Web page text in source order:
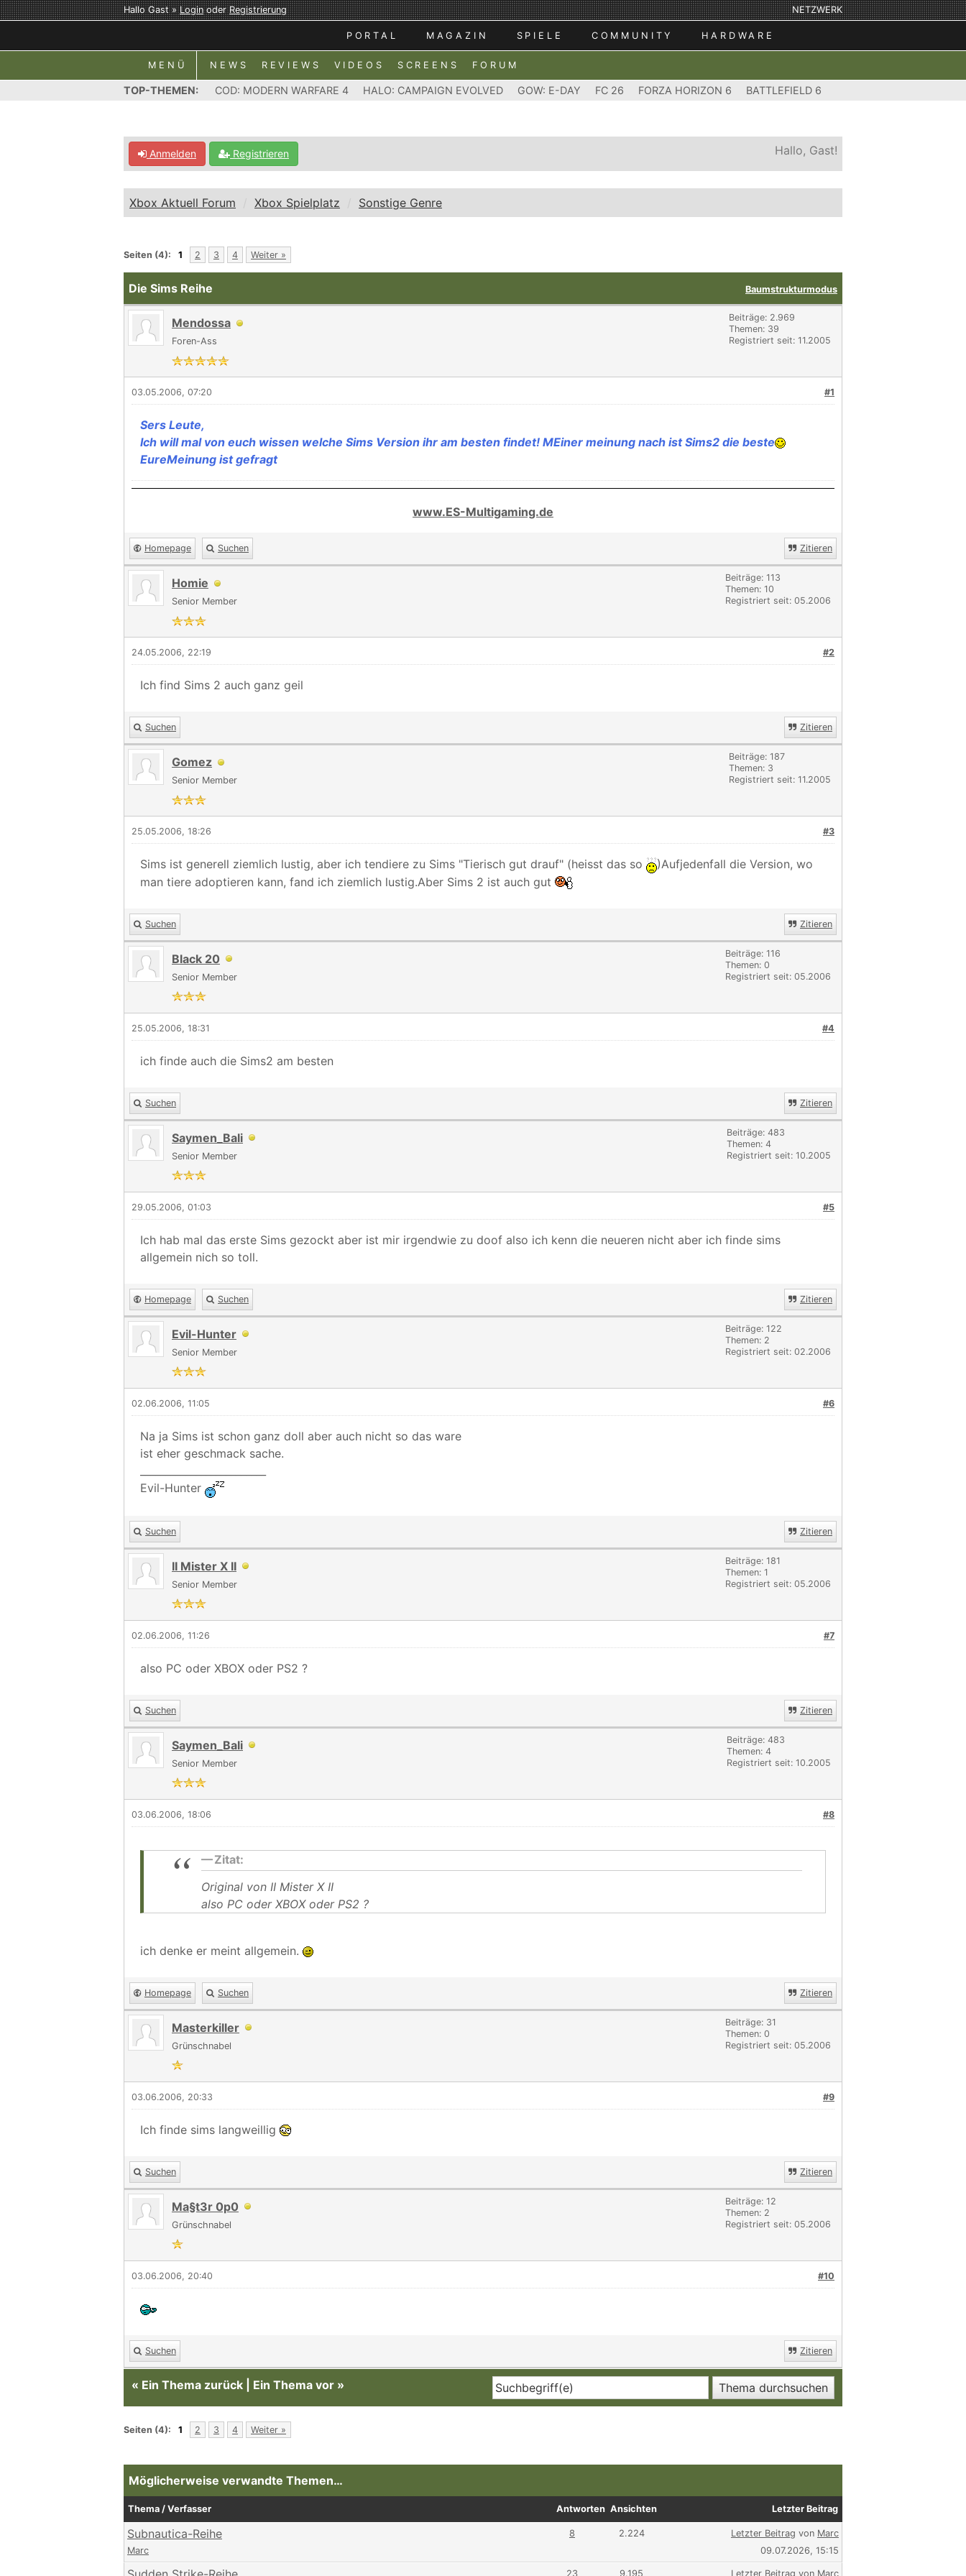
Hallo Gast »LoginoderRegistrierung NETZWERK
PORTAL MAGAZIN SPIELE COMMUNITY HARDWARE
MENÜ NEWS REVIEWS VIDEOS SCREENS FORUM
TOP-THEMEN: COD: MODERN WARFARE 4 HALO: CAMPAIGN EVOLVED GOW: E-DAY FC 26 FORZA HORIZON 6 BATTLEFIELD 6
Anmelden Registrieren Hallo, Gast!
Xbox Aktuell Forum Xbox Spielplatz Sonstige Genre
Seiten (4): 1 2 3 4 Weiter »
Baumstrukturmodus
Die Sims Reihe
Mendossa
Foren-Ass
Beiträge: 2.969
Themen: 39
Registriert seit: 11.2005
#1
03.05.2006, 07:20
Sers Leute,
Ich will mal von euch wissen welche Sims Version ihr am besten findet! MEiner meinung nach ist Sims2 die beste
EureMeinung ist gefragt
www.ES-Multigaming.de
Homepage Suchen Zitieren
Homie
Senior Member
Beiträge: 113
Themen: 10
Registriert seit: 05.2006
#2
24.05.2006, 22:19
Ich find Sims 2 auch ganz geil
Suchen Zitieren
Gomez
Senior Member
Beiträge: 187
Themen: 3
Registriert seit: 11.2005
#3
25.05.2006, 18:26
Sims ist generell ziemlich lustig, aber ich tendiere zu Sims "Tierisch gut drauf" (heisst das so
)Aufjedenfall die Version, wo
man tiere adoptieren kann, fand ich ziemlich lustig.Aber Sims 2 ist auch gut
Suchen Zitieren
Black 20
Senior Member
Beiträge: 116
Themen: 0
Registriert seit: 05.2006
#4
25.05.2006, 18:31
ich finde auch die Sims2 am besten
Suchen Zitieren
Saymen_Bali
Senior Member
Beiträge: 483
Themen: 4
Registriert seit: 10.2005
#5
29.05.2006, 01:03
Ich hab mal das erste Sims gezockt aber ist mir irgendwie zu doof also ich kenn die neueren nicht aber ich finde sims
allgemein nich so toll.
Homepage Suchen Zitieren
Evil-Hunter
Senior Member
Beiträge: 122
Themen: 2
Registriert seit: 02.2006
#6
02.06.2006, 11:05
Na ja Sims ist schon ganz doll aber auch nicht so das ware
ist eher geschmack sache.
Evil-Hunter
Suchen Zitieren
II Mister X II
Senior Member
Beiträge: 181
Themen: 1
Registriert seit: 05.2006
#7
02.06.2006, 11:26
also PC oder XBOX oder PS2 ?
Suchen Zitieren
Saymen_Bali
Senior Member
Beiträge: 483
Themen: 4
Registriert seit: 10.2005
#8
03.06.2006, 18:06
Zitat:
Original von II Mister X II
also PC oder XBOX oder PS2 ?
ich denke er meint allgemein.
Homepage Suchen Zitieren
Masterkiller
Grünschnabel
Beiträge: 31
Themen: 0
Registriert seit: 05.2006
#9
03.06.2006, 20:33
Ich finde sims langweillig
Suchen Zitieren
Ma§t3r 0p0
Grünschnabel
Beiträge: 12
Themen: 2
Registriert seit: 05.2006
#10
03.06.2006, 20:40
Suchen Zitieren
« Ein Thema zurück Ein Thema vor »
Seiten (4): 1 2 3 4 Weiter »
Möglicherweise verwandte Themen…
Thema / Verfasser Antworten Ansichten Letzter Beitrag
Subnautica-Reihe
Marc
8 2.224 Letzter Beitrag von Marc
09.07.2026, 15:15
23 9.195 Letzter Beitrag von Marc